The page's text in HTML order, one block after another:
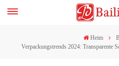
Heim
Verpackungstrends 2024: Transparente